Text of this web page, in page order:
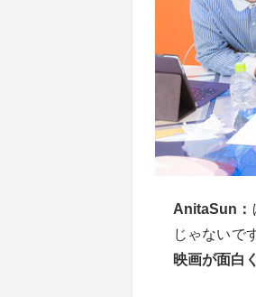
AnitaSun：
じゃないで
映画が面白